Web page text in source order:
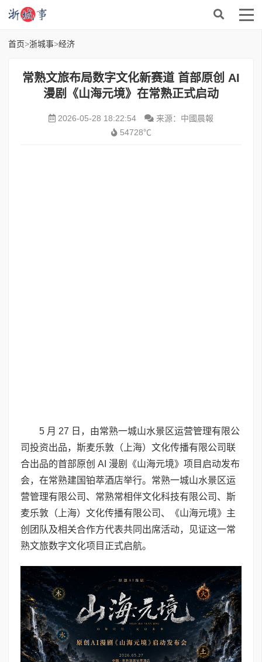
首页>浙城事>经济
常熟文旅布局数字文化新赛道 首部原创 AI
漫剧《山海元境》在常熟正式启动
2026-05-28 18:22:54
来源：中國晨報
54728℃
5 月 27 日，由常熟一城山水景区运营管理有限公
司投资出品，斯麦乐敦（上海）文化传播有限公司联
合出品的首部原创 AI 漫剧《山海元境》项目启动发布
会，在常熟建国铂萃酒店举行。常熟一城山水景区运
营管理有限公司、常熟常相伴文化科技有限公司、斯
麦乐敦（上海）文化传播有限公司、《山海元境》主
创团队及相关合作方代表共同出席活动，见证这一常
熟文旅数字文化项目正式启航。